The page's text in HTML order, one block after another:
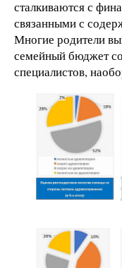
сталкиваются с
связанными с
Многие родители
семейный бюджет
специалистов,